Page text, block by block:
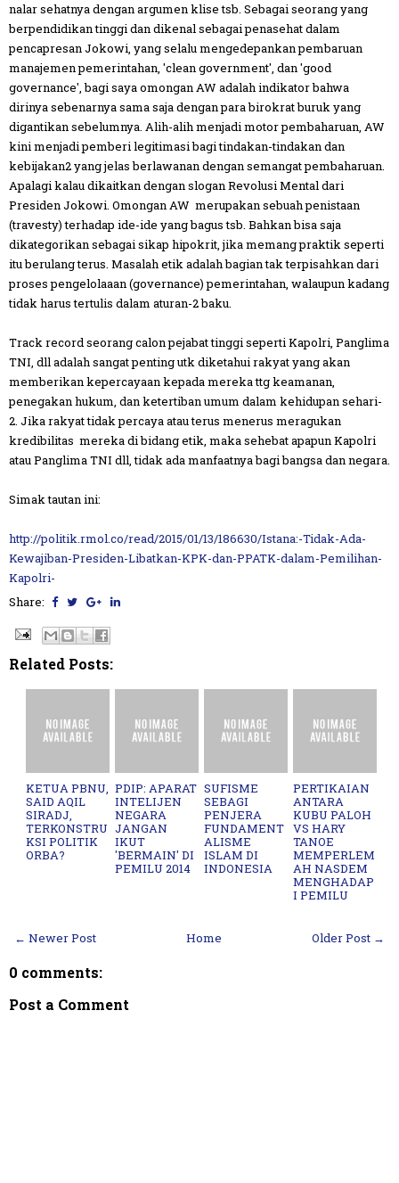
nalar sehatnya dengan argumen klise tsb. Sebagai seorang yang
berpendidikan tinggi dan dikenal sebagai penasehat dalam
pencapresan Jokowi, yang selalu mengedepankan pembaruan
manajemen pemerintahan, 'clean government', dan 'good
governance', bagi saya omongan AW adalah indikator bahwa
dirinya sebenarnya sama saja dengan para birokrat buruk yang
digantikan sebelumnya. Alih-alih menjadi motor pembaharuan, AW
kini menjadi pemberi legitimasi bagi tindakan-tindakan dan
kebijakan2 yang jelas berlawanan dengan semangat pembaharuan.
Apalagi kalau dikaitkan dengan slogan Revolusi Mental dari
Presiden Jokowi. Omongan AW merupakan sebuah penistaan
(travesty) terhadap ide-ide yang bagus tsb. Bahkan bisa saja
dikategorikan sebagai sikap hipokrit, jika memang praktik seperti
itu berulang terus. Masalah etik adalah bagian tak terpisahkan dari
proses pengelolaaan (governance) pemerintahan, walaupun kadang
tidak harus tertulis dalam aturan-2 baku.
Track record seorang calon pejabat tinggi seperti Kapolri, Panglima
TNI, dll adalah sangat penting utk diketahui rakyat yang akan
memberikan kepercayaan kepada mereka ttg keamanan,
penegakan hukum, dan ketertiban umum dalam kehidupan sehari-
2. Jika rakyat tidak percaya atau terus menerus meragukan
kredibilitas mereka di bidang etik, maka sehebat apapun Kapolri
atau Panglima TNI dll, tidak ada manfaatnya bagi bangsa dan negara.
Simak tautan ini:
http://politik.rmol.co/read/2015/01/13/186630/Istana:-Tidak-Ada-
Kewajiban-Presiden-Libatkan-KPK-dan-PPATK-dalam-Pemilihan-
Kapolri-
Share:
Related Posts:
KETUA PBNU,
SAID AQIL
SIRADJ,
TERKONSTRU
KSI POLITIK
ORBA?
PDIP: APARAT
INTELIJEN
NEGARA
JANGAN
IKUT
'BERMAIN' DI
PEMILU 2014
SUFISME
SEBAGI
PENJERA
FUNDAMENT
ALISME
ISLAM DI
INDONESIA
PERTIKAIAN
ANTARA
KUBU PALOH
VS HARY
TANOE
MEMPERLEM
AH NASDEM
MENGHADAP
I PEMILU
← Newer Post Older Post →
Home
0 comments:
Post a Comment